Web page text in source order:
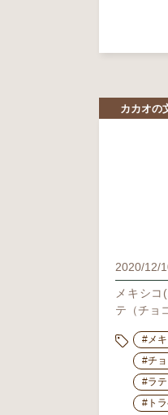
カカオの
2020/12/
メキシ
テ（チョ
#メ
#チ
#ラ
#ト